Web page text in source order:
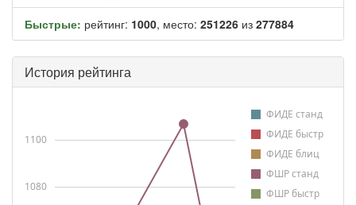
Быстрые: рейтинг: 1000, место: 251226 из 277884
История рейтинга
ФИДЕ станд
ФИДЕ быстр
ФИДЕ блиц
ФШР станд
ФШР быстр
1080
1100